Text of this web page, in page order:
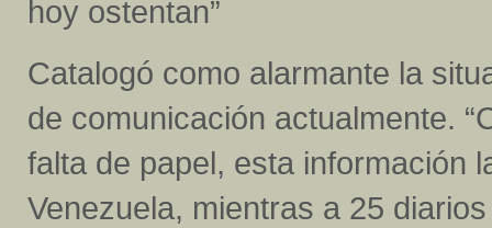
hoy ostentan”
Catalogó como alarmante la
de comunicación actualmente.
falta de papel, esta información
Venezuela, mientras a 25